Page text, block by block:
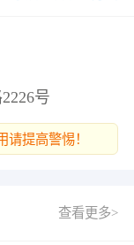
号
提高警惕！
查看更多>